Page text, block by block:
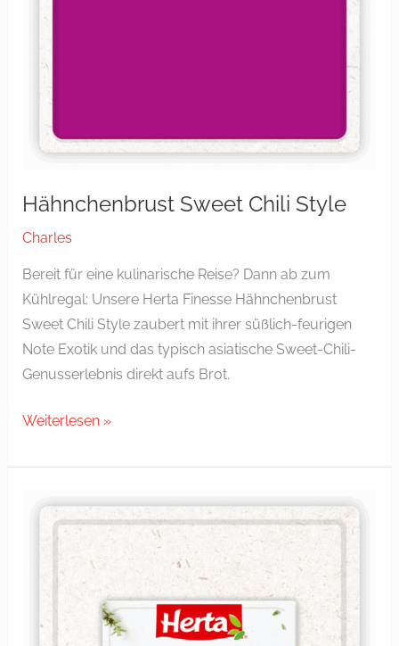
Hähnchenbrust Sweet Chili Style
Charles
Bereit für eine kulinarische Reise? Dann ab zum
Kühlregal: Unsere Herta Finesse Hähnchenbrust
Sweet Chili Style zaubert mit ihrer süßlich-feurigen
Note Exotik und das typisch asiatische Sweet-Chili-
Genusserlebnis direkt aufs Brot.
Weiterlesen »
Putenbrust
ofengegrillt